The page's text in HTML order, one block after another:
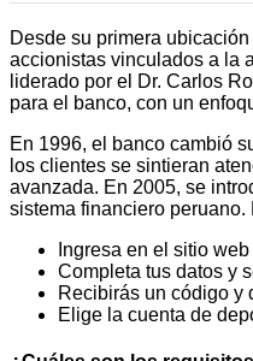
Desde su primera
accionistas vinculados a la
liderado por el Dr. Carlos
para el banco, con un
En 1996, el banco cambió
los clientes se sintieran
avanzada. En 2005, se
sistema financiero
Ingresa en el sitio
Completa tus datos y
Recibirás un código y
Elige la cuenta de